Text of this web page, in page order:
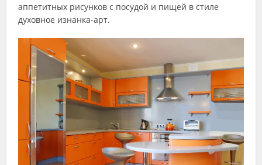
аппетитных рисунков с посудой и пищей в стиле
духовное изнанка-арт.